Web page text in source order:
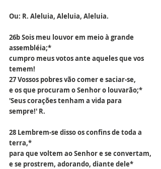
Ou: R. Aleluia, Aleluia, Aleluia.
26b Sois meu louvor em meio à grande
assembléia;*
cumpro meus votos ante aqueles que vos
temem!
27 Vossos pobres vão comer e saciar-se,
e os que procuram o Senhor o louvarão;*
'Seus corações tenham a vida para
sempre!' R.
28 Lembrem-se disso os confins de toda a
terra,*
para que voltem ao Senhor e se convertam,
e se prostrem, adorando, diante dele*